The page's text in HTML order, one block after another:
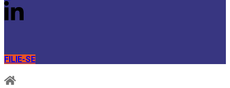
FILIE-SE